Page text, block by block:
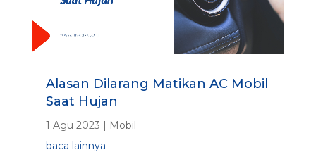
Alasan Dilarang Matikan AC Mobil
Saat Hujan
1 Agu 2023 | Mobil
baca lainnya